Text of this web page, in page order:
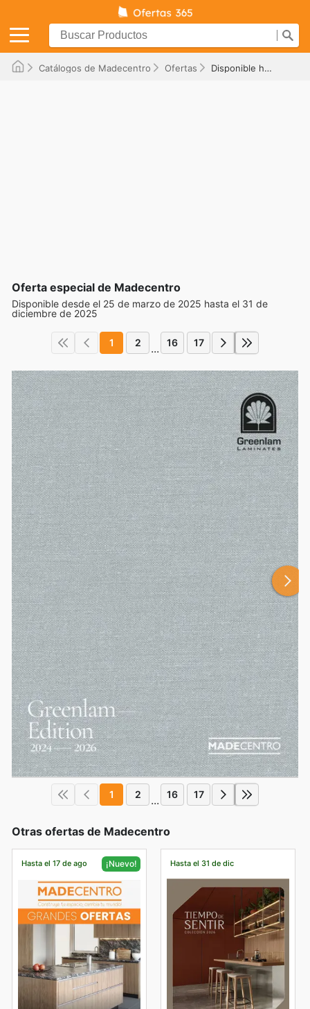
Catálogos de Madecentro Ofertas Disponible hasta el 31/12/2025
Oferta especial de Madecentro
Disponible desde el 25 de marzo de 2025 hasta el 31 de
diciembre de 2025
1 2 ... 16 17
1 2 ... 16 17
Otras ofertas de Madecentro
Hasta el 17 de ago ¡Nuevo! Hasta el 31 de dic